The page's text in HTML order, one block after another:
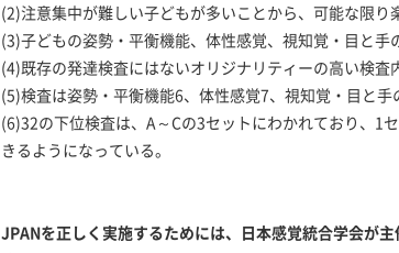
(2)注意集中が難しい子どもが多いことから、可能な限り
(3)子どもの姿勢・平衡機能、体性感覚、視知覚・目と手
(4)既存の発達検査にはないオリジナリティーの高い検査
(5)検査は姿勢・平衡機能6、体性感覚7、視知覚・目と
(6)32の下位検査は、A～Cの3セットにわかれており、1
きるようになっている。
JPANを正しく実施するためには、日本感覚統合学会が